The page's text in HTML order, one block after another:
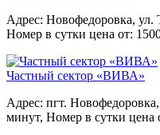
Адрес: Новофедоровка, ул.
Номер в сутки цена от:
Частный сектор «ВИВА»
Адрес: пгт. Новофедоровка,
минут, Номер в сутки цена